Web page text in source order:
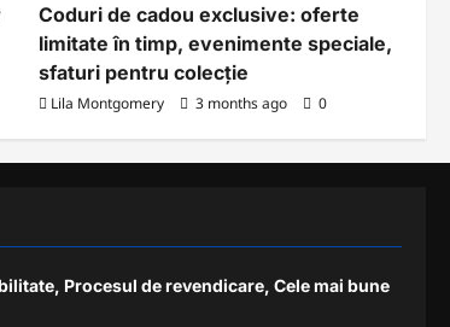
Coduri de cadou exclusive: oferte
limitate în timp, evenimente speciale,
sfaturi pentru colecție
Lila Montgomery 3 months ago 0
Procesul de revendicare, Cele mai bune